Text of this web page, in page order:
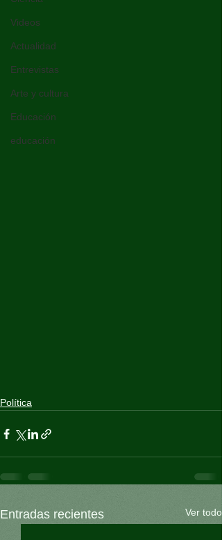
Videos
Actualidad
Entrevistas
Arte y cultura
Educación
educación
Política
Entradas recientes Ver todo